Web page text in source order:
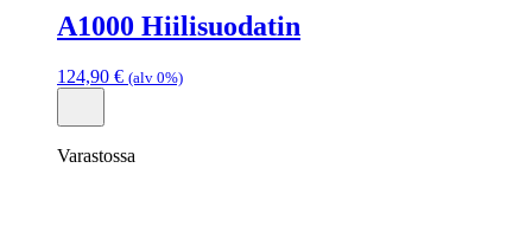
A1000 Hiilisuodatin
124,90 € (alv 0%)
Varastossa